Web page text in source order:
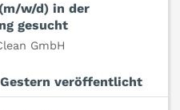
w/d) in der
gesucht
GmbH
Gestern veröffentlicht